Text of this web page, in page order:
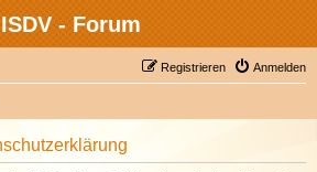
ISDV - Forum
Anmelden
Registrieren